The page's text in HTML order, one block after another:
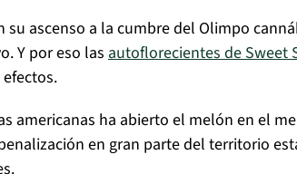
ascenso a la cumbre del Olimpo
Y por eso las autoflorecientes de Sweet
americanas ha abierto el melón en el
en gran parte del territorio